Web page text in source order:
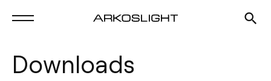
Downloads